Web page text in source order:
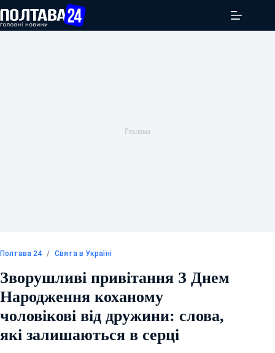
Перейти
до
Полтава 24 / Свята в Україні
Зворушливі привітання З Днем
Народження коханому
чоловікові від дружини: слова,
які залишаються в серці